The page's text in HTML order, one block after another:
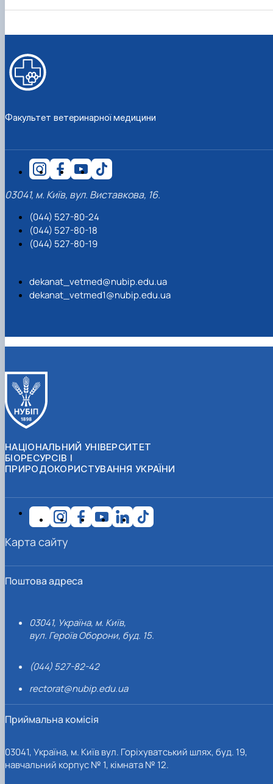
Факультет ветеринарної медицини
03041, м. Київ, вул. Виставкова, 16.
(044) 527-80-24
(044) 527-80-18
(044) 527-80-19
dekanat_vetmed@nubip.edu.ua
dekanat_vetmed1@nubip.edu.ua
НАЦІОНАЛЬНИЙ УНІВЕРСИТЕТ
БІОРЕСУРСІВ І
ПРИРОДОКОРИСТУВАННЯ УКРАЇНИ
Поштова адреса
03041, Україна, м. Київ,
вул. Героїв Оборони, буд. 15.
(044) 527-82-42
rectorat@nubip.edu.ua
Приймальна комісія
03041, Україна, м. Київ вул. Горіхуватський шлях, буд. 19,
навчальний корпус № 1, кімната № 12.
Карта сайту